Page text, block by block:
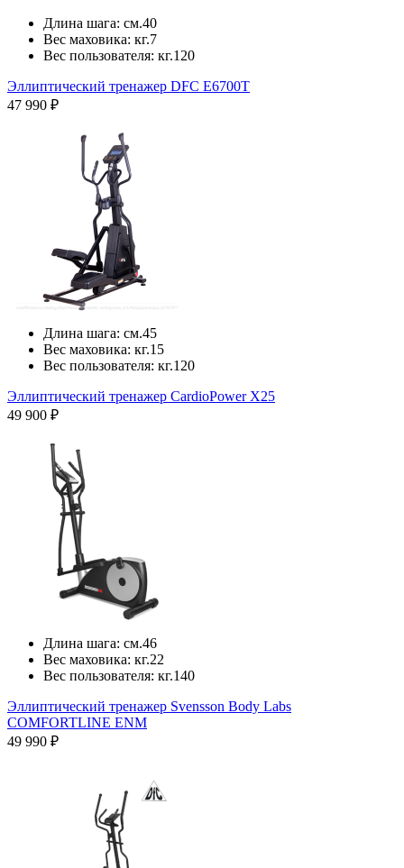
Длина шага: см.40
Вес маховика: кг.7
Вес пользователя: кг.120
Эллиптический тренажер DFC E6700T
47 990 ₽
Длина шага: см.45
Вес маховика: кг.15
Вес пользователя: кг.120
Эллиптический тренажер CardioPower X25
49 900 ₽
Длина шага: см.46
Вес маховика: кг.22
Вес пользователя: кг.140
Эллиптический тренажер Svensson Body Labs
COMFORTLINE ENM
49 990 ₽